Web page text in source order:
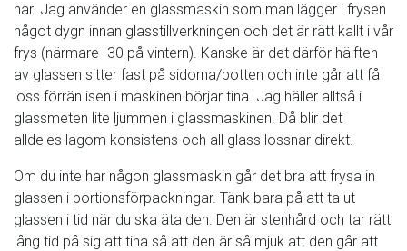
har. Jag använder en glassmaskin som man lägger i frysen
något dygn innan glasstillverkningen och det är rätt kallt i vår
frys (närmare -30 på vintern). Kanske är det därför hälften
av glassen sitter fast på sidorna/botten och inte går att få
loss förrän isen i maskinen börjar tina. Jag häller alltså i
glassmeten lite ljummen i glassmaskinen. Då blir det
alldeles lagom konsistens och all glass lossnar direkt.
Om du inte har någon glassmaskin går det bra att frysa in
glassen i portionsförpackningar. Tänk bara på att ta ut
glassen i tid när du ska äta den. Den är stenhård och tar rätt
lång tid på sig att tina så att den är så mjuk att den går att